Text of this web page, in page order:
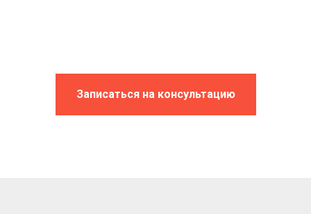
Записаться на консультацию